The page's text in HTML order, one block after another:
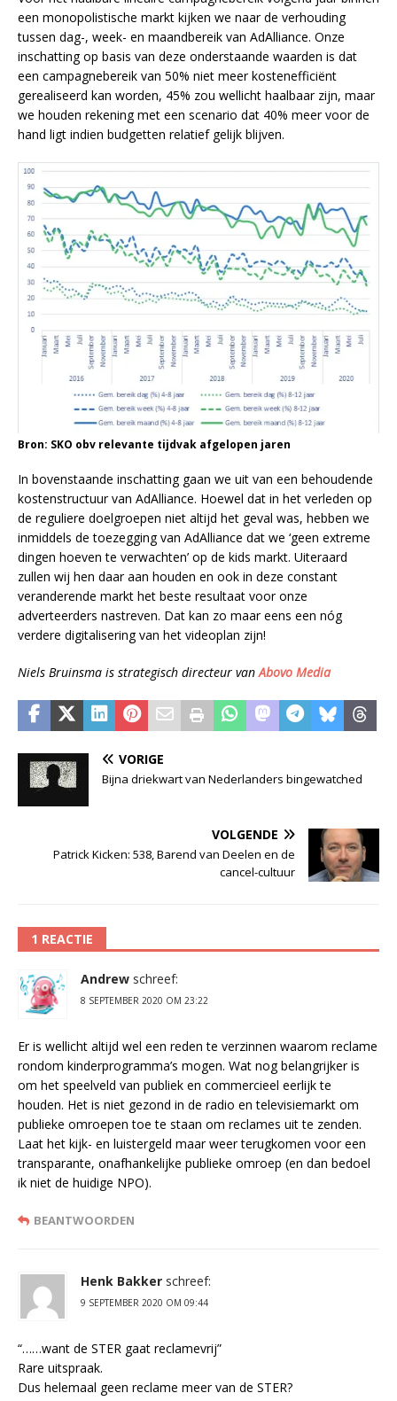
een monopolistische markt kijken we naar de verhouding
tussen dag-, week- en maandbereik van AdAlliance. Onze
inschatting op basis van deze onderstaande waarden is dat
een campagnebereik van 50% niet meer kostenefficiënt
gerealiseerd kan worden, 45% zou wellicht haalbaar zijn, maar
we houden rekening met een scenario dat 40% meer voor de
hand ligt indien budgetten relatief gelijk blijven.
Bron: SKO obv relevante tijdvak afgelopen jaren
In bovenstaande inschatting gaan we uit van een behoudende
kostenstructuur van AdAlliance. Hoewel dat in het verleden op
de reguliere doelgroepen niet altijd het geval was, hebben we
inmiddels de toezegging van AdAlliance dat we ‘geen extreme
dingen hoeven te verwachten’ op de kids markt. Uiteraard
zullen wij hen daar aan houden en ook in deze constant
veranderende markt het beste resultaat voor onze
adverteerders nastreven. Dat kan zo maar eens een nóg
verdere digitalisering van het videoplan zijn!
Niels Bruinsma is strategisch directeur vanAbovo Media
VORIGE
Bijna driekwart van Nederlanders bingewatched
VOLGENDE
Patrick Kicken: 538, Barend van Deelen en de
cancel-cultuur
1 REACTIE
Andrew schreef:
8 SEPTEMBER 2020 OM 23:22
Er is wellicht altijd wel een reden te verzinnen waarom reclame
rondom kinderprogramma’s mogen. Wat nog belangrijker is
om het speelveld van publiek en commercieel eerlijk te
houden. Het is niet gezond in de radio en televisiemarkt om
publieke omroepen toe te staan om reclames uit te zenden.
Laat het kijk- en luistergeld maar weer terugkomen voor een
transparante, onafhankelijke publieke omroep (en dan bedoel
ik niet de huidige NPO).
BEANTWOORDEN
Henk Bakker schreef:
9 SEPTEMBER 2020 OM 09:44
“……want de STER gaat reclamevrij”
Rare uitspraak.
Dus helemaal geen reclame meer van de STER?